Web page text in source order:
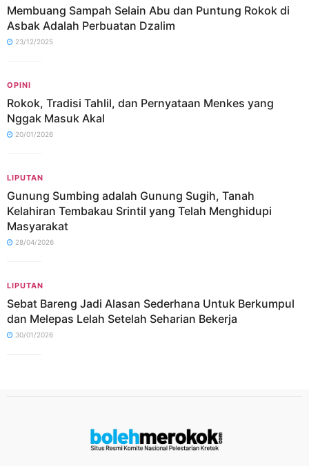
Membuang Sampah Selain Abu dan Puntung Rokok di
Asbak Adalah Perbuatan Dzalim
23/12/2025
OPINI
Rokok, Tradisi Tahlil, dan Pernyataan Menkes yang
Nggak Masuk Akal
20/01/2026
LIPUTAN
Gunung Sumbing adalah Gunung Sugih, Tanah
Kelahiran Tembakau Srintil yang Telah Menghidupi
Masyarakat
28/04/2026
LIPUTAN
Sebat Bareng Jadi Alasan Sederhana Untuk Berkumpul
dan Melepas Lelah Setelah Seharian Bekerja
30/01/2026